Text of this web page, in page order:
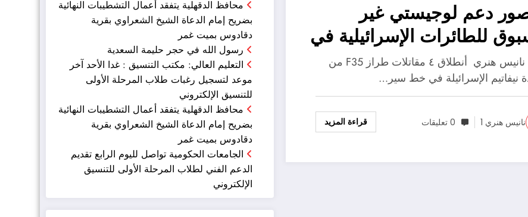
بالصور دعم لوجيستي غير
للطائرات الإسرائيلية في
هنية
كتب نانيس هنري أنطلاق ٤ مقاتلات طراز F35 من
نيفاتيم الإسرائيلة في خط سير…
نانيس هنري 1 0 تعليقات قراءة المزيد
محافظ الدقهلية يتفقد أعمال التشطيبات النهائية
بضريح إمام الدعاة الشيخ الشعراوي بقرية
دقادوس بميت غمر
رسول الله في حجر حليمة السعدية
التعليم العالي: مكتب التنسيق : غدا الأحد آخر
موعد لتسجيل رغبات طلاب المرحلة الأولى
للتنسيق الإلكتروني
محافظ الدقهلية يتفقد أعمال التشطيبات النهائية
بضريح إمام الدعاة الشيخ الشعراوي بقرية
دقادوس بميت غمر
الجامعات الحكومية تواصل لليوم الرابع تقديم
الدعم الفني لطلاب المرحلة الأولى للتنسيق
الإلكتروني